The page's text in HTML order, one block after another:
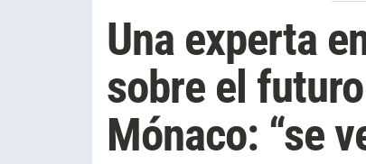
Una experta
sobre el
Mónaco: “se